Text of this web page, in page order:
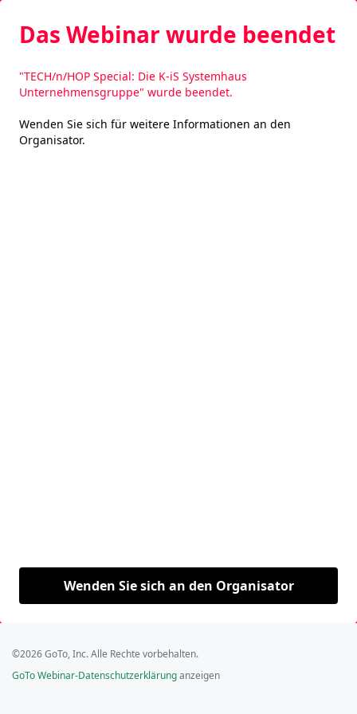
Das Webinar wurde beendet
"TECH/n/HOP Special: Die K-iS Systemhaus
Unternehmensgruppe" wurde beendet.
Wenden Sie sich für weitere Informationen an den
Organisator.
Wenden Sie sich an den Organisator
©2026 GoTo, Inc. Alle Rechte vorbehalten.
GoTo Webinar-Datenschutzerklärunganzeigen